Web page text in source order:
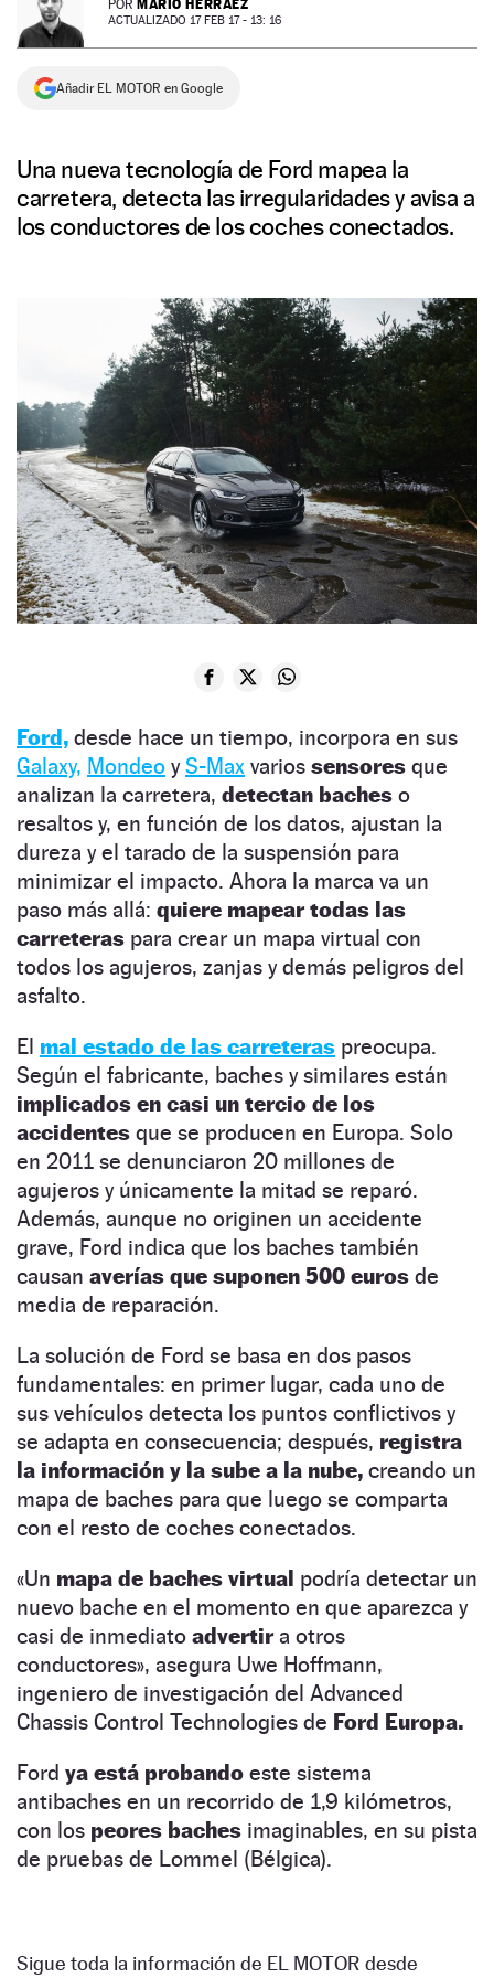
NEWSLETTER
SÍGUENOS
POR MARIO HERRÁEZ
ACTUALIZADO 17 FEB 17 - 13: 16
Añadir EL MOTOR en Google
Una nueva tecnología de Ford mapea la
carretera, detecta las irregularidades y avisa a
los conductores de los coches conectados.
Ford, desde hace un tiempo, incorpora en sus
Galaxy, Mondeo yS-Max varios sensores que
analizan la carretera, detectan baches o
resaltos y, en función de los datos, ajustan la
dureza y el tarado de la suspensión para
minimizar el impacto. Ahora la marca va un
paso más allá: quiere mapear todas las
carreteras para crear un mapa virtual con
todos los agujeros, zanjas y demás peligros del
asfalto.
El mal estado de las carreteras preocupa.
Según el fabricante, baches y similares están
implicados en casi un tercio de los
accidentes que se producen en Europa. Solo
en 2011 se denunciaron 20 millones de
agujeros y únicamente la mitad se reparó.
Además, aunque no originen un accidente
grave, Ford indica que los baches también
causan averías que suponen 500 euros de
media de reparación.
La solución de Ford se basa en dos pasos
fundamentales: en primer lugar, cada uno de
sus vehículos detecta los puntos conflictivos y
se adapta en consecuencia; después, registra
la información y la sube a la nube, creando un
mapa de baches para que luego se comparta
con el resto de coches conectados.
«Un mapa de baches virtual podría detectar un
nuevo bache en el momento en que aparezca y
casi de inmediato advertira otros
conductores», asegura Uwe Hoffmann,
ingeniero de investigación del Advanced
Chassis Control Technologies de Ford Europa.
Ford ya está probando este sistema
antibaches en un recorrido de 1,9 kilómetros,
con los peores baches imaginables, en su pista
de pruebas de Lommel (Bélgica).
Sigue toda la información de EL MOTOR desde